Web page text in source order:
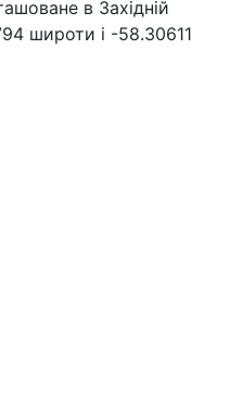
в Західній
широти і -58.30611